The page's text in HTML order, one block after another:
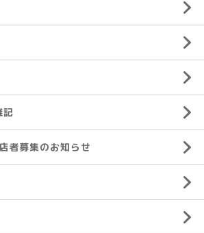
記
者募集のお知らせ